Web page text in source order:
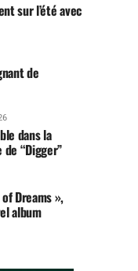
sur l’été avec
de
dans la
“Digger”
Dreams »,
album